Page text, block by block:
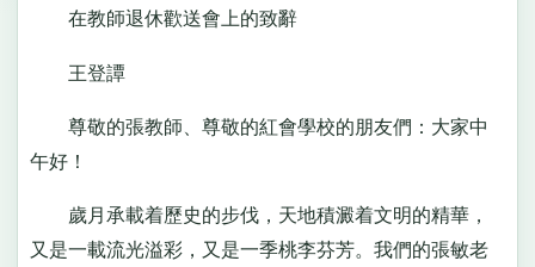
在教師退休歡送會上的致辭
王登譚
尊敬的張教師、尊敬的紅會學校的朋友們：大家中
午好！
歲月承載着歷史的步伐，天地積澱着文明的精華，
又是一載流光溢彩，又是一季桃李芬芳。我們的張敏老